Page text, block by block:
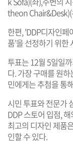
theon
한편, 'DDP디자인페
품’을 선정하기 위
투표는 12월 5일일
다. 가장 구매를 원
민에게는 추첨을 통
시민 투표와 전문가
DDP 스토어 입점,
최고의 디자인 제품
인할 수 있다.